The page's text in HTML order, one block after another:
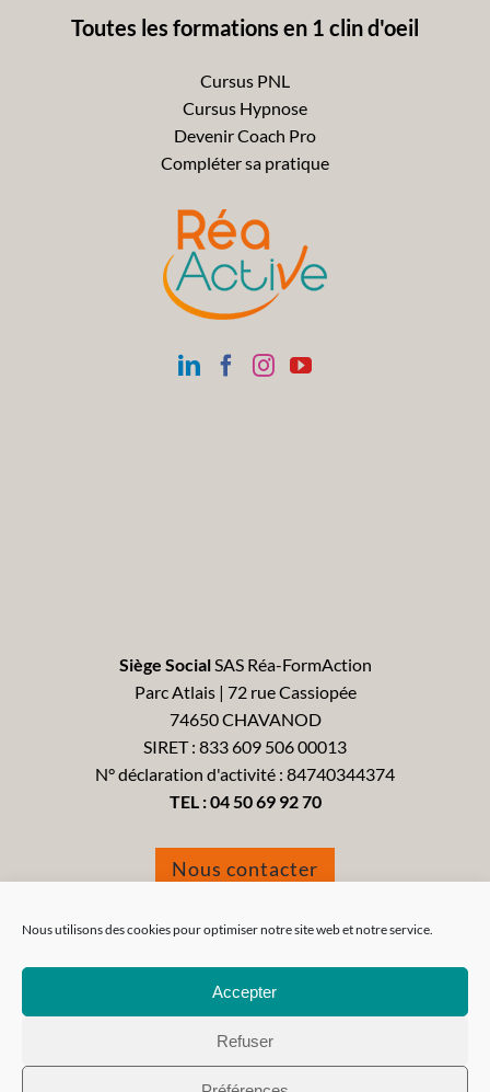
Nous utilisons des cookies pour optimiser notre site web et notre service.
Accepter
Refuser
Toutes les formations en 1 clin d'oeil
Cursus PNL
Cursus Hypnose
Devenir Coach Pro
Compléter sa pratique
Siège SocialSAS Réa-FormAction
Parc Atlais | 72 rue Cassiopée
74650 CHAVANOD
SIRET : 833 609 506 00013
N° déclaration d'activité : 84740344374
TEL :04 50 69 92 70
Nous contacter
Tous droits réservés 2021 - Réa-FormAction -